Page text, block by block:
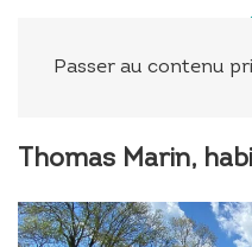
Passer au contenu
Thomas Marin,
Panneau de gestion des